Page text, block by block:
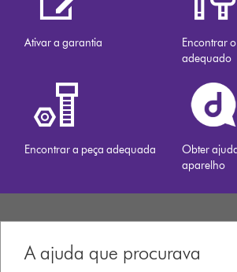
Ativar a garantia
Encontrar
adequado
Encontrar a peça adequada
Obter
aparelho
A ajuda que procurava